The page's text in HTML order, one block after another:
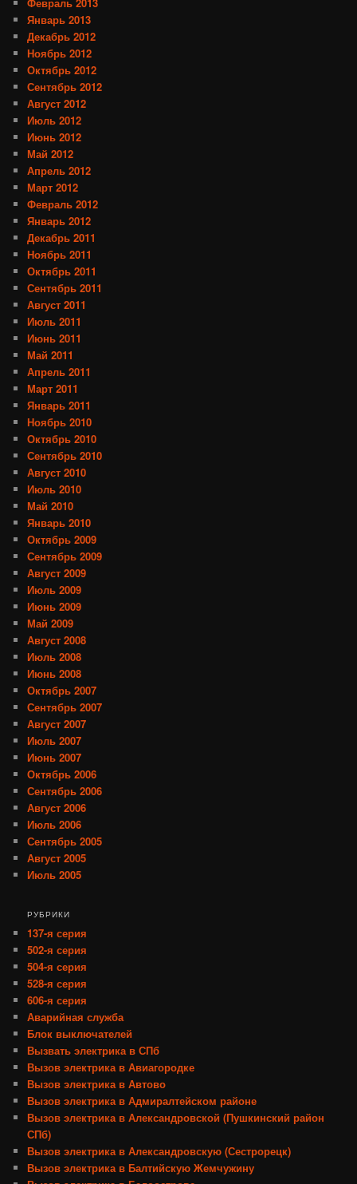
Январь 2013
Декабрь 2012
Ноябрь 2012
Октябрь 2012
Сентябрь 2012
Август 2012
Июль 2012
Июнь 2012
Май 2012
Апрель 2012
Март 2012
Февраль 2012
Январь 2012
Декабрь 2011
Ноябрь 2011
Октябрь 2011
Сентябрь 2011
Август 2011
Июль 2011
Июнь 2011
Май 2011
Апрель 2011
Март 2011
Январь 2011
Ноябрь 2010
Октябрь 2010
Сентябрь 2010
Август 2010
Июль 2010
Май 2010
Январь 2010
Октябрь 2009
Сентябрь 2009
Август 2009
Июль 2009
Июнь 2009
Май 2009
Август 2008
Июль 2008
Июнь 2008
Октябрь 2007
Сентябрь 2007
Август 2007
Июль 2007
Июнь 2007
Октябрь 2006
Сентябрь 2006
Август 2006
Июль 2006
Сентябрь 2005
Август 2005
Июль 2005
РУБРИКИ
137-я серия
502-я серия
504-я серия
528-я серия
606-я серия
Аварийная служба
Блок выключателей
Вызвать электрика в СПб
Вызов электрика в Авиагородке
Вызов электрика в Автово
Вызов электрика в Адмиралтейском районе
Вызов электрика в Александровской (Пушкинский район
СПб)
Вызов электрика в Александровскую (Сестрорецк)
Вызов электрика в Балтийскую Жемчужину